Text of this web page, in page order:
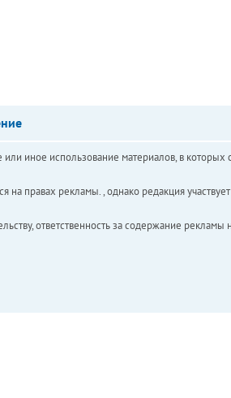
иное использование материалов, в которых
правах рекламы. , однако редакция участвует
ответственность за содержание рекламы